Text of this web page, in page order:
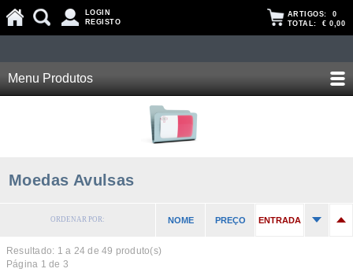
LOGIN
REGISTO
ARTIGOS: 0
TOTAL: € 0,00
Menu Produtos
Moedas Avulsas
ORDENAR POR: NOME PREÇO ENTRADA
Resultado: 1 a 24 de 49 produto(s)
Página 1 de 3